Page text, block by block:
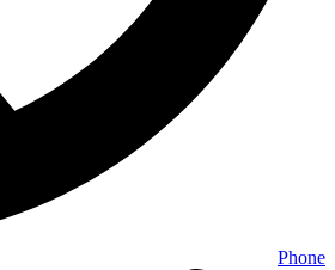
Phone